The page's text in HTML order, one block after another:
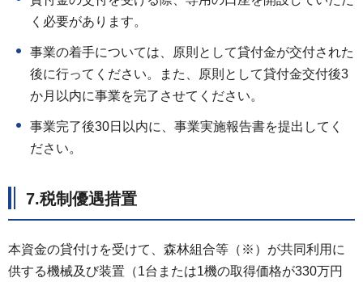
く必要があります。
事業の着手については、原則として貸付金が交付された
後に行ってください。また、原則として貸付金交付後3
か月以内に事業を完了させてください。
事業完了後30日以内に、事業実施報告書を提出してく
ださい。
7.税制優遇措置
本資金の貸付けを受けて、森林組合等（※）が共同利用に
供する機械及び装置（1台または1機の取得価格が330万円